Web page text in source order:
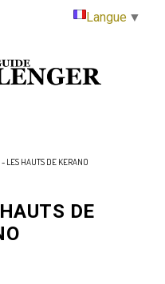
LES HAUTS DE KERANO
DE
Langue ▼